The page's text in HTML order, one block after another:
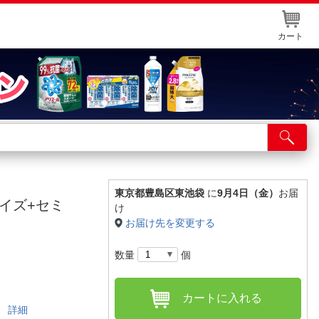
カート
舗サービス
ト取り置き
情報・店舗一覧
ズ+セミ
詳細
東京都豊島区東池袋 に9月4日（金） お届
け
お届け先を変更する
数量 個
カートに入れる